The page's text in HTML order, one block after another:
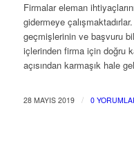
Firmalar eleman
gidermeye
geçmişlerinin ve başvuru
içlerinden firma için doğru
açısından karmaşık hale
28 MAYIS 2019 / 0